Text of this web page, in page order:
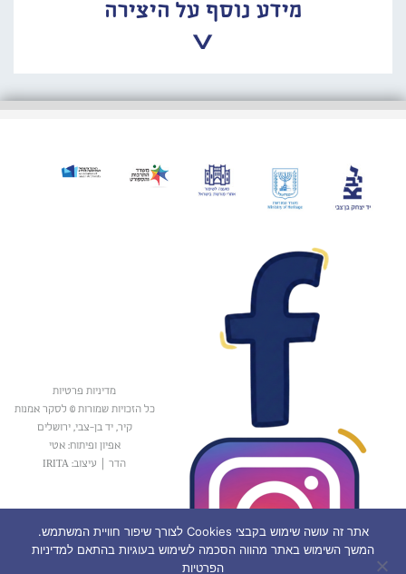
מידע נוסף על היצירה
מדיניות פרטיות
כל הזכויות שמורות © לסקר אמנות
קיר, יד בן-צבי, ירושלים
אפיון ופיתוח: אטי
הדר
עיצוב: IRITA
אתר זה עושה שימוש בקבצי Cookies לצורך שיפור חוויית המשתמש.
המשך השימוש באתר מהווה הסכמה לשימוש בעוגיות בהתאם למדיניות
הפרטיות